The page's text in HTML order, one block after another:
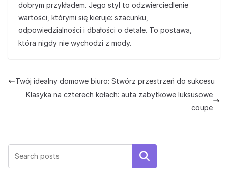
dobrym przykładem. Jego styl to odzwierciedlenie
wartości, którymi się kieruje: szacunku,
odpowiedzialności i dbałości o detale. To postawa,
która nigdy nie wychodzi z mody.
Twój idealny domowe biuro: Stwórz przestrzeń do sukcesu
Klasyka na czterech kołach: auta zabytkowe luksusowe
coupe
Szukaj